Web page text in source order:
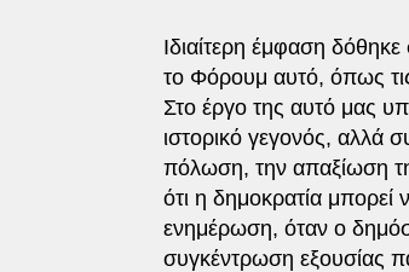
Ιδιαίτερη έμφαση
το Φόρουμ αυτό, όπως
Στο έργο της αυτό μας
ιστορικό γεγονός, αλλά
πόλωση, την απαξίωση
ότι η δημοκρατία
ενημέρωση, όταν ο
συγκέντρωση εξουσίας